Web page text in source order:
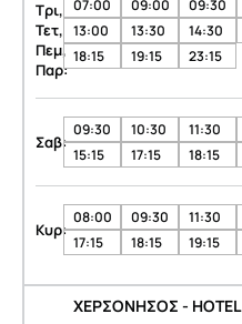
Τρι,
Τετ,
Πεμ,
Παρ:
07:00 09:00 09:30
13:00
13:30 14:30
18:15
19:15 23:15
Σαβ:
09:30 10:30 11:30
15:15
17:15 18:15
Κυρ:
08:00 09:30 11:30
17:15
18:15 19:15
ΧΕΡΣΟΝΗΣΟΣ -